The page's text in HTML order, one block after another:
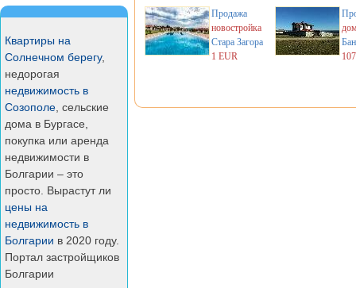
Квартиры на
Солнечном берегу,
недорогая
недвижимость в
Созополе , сельские
дома в Бургасе,
покупка или аренда
недвижимости в
Болгарии – это
просто. Вырастут ли
цены на
недвижимость в
Болгарии в 2020 году.
Портал застройщиков
Болгарии
Продажа
новостройка
Стара Загора
1 EUR